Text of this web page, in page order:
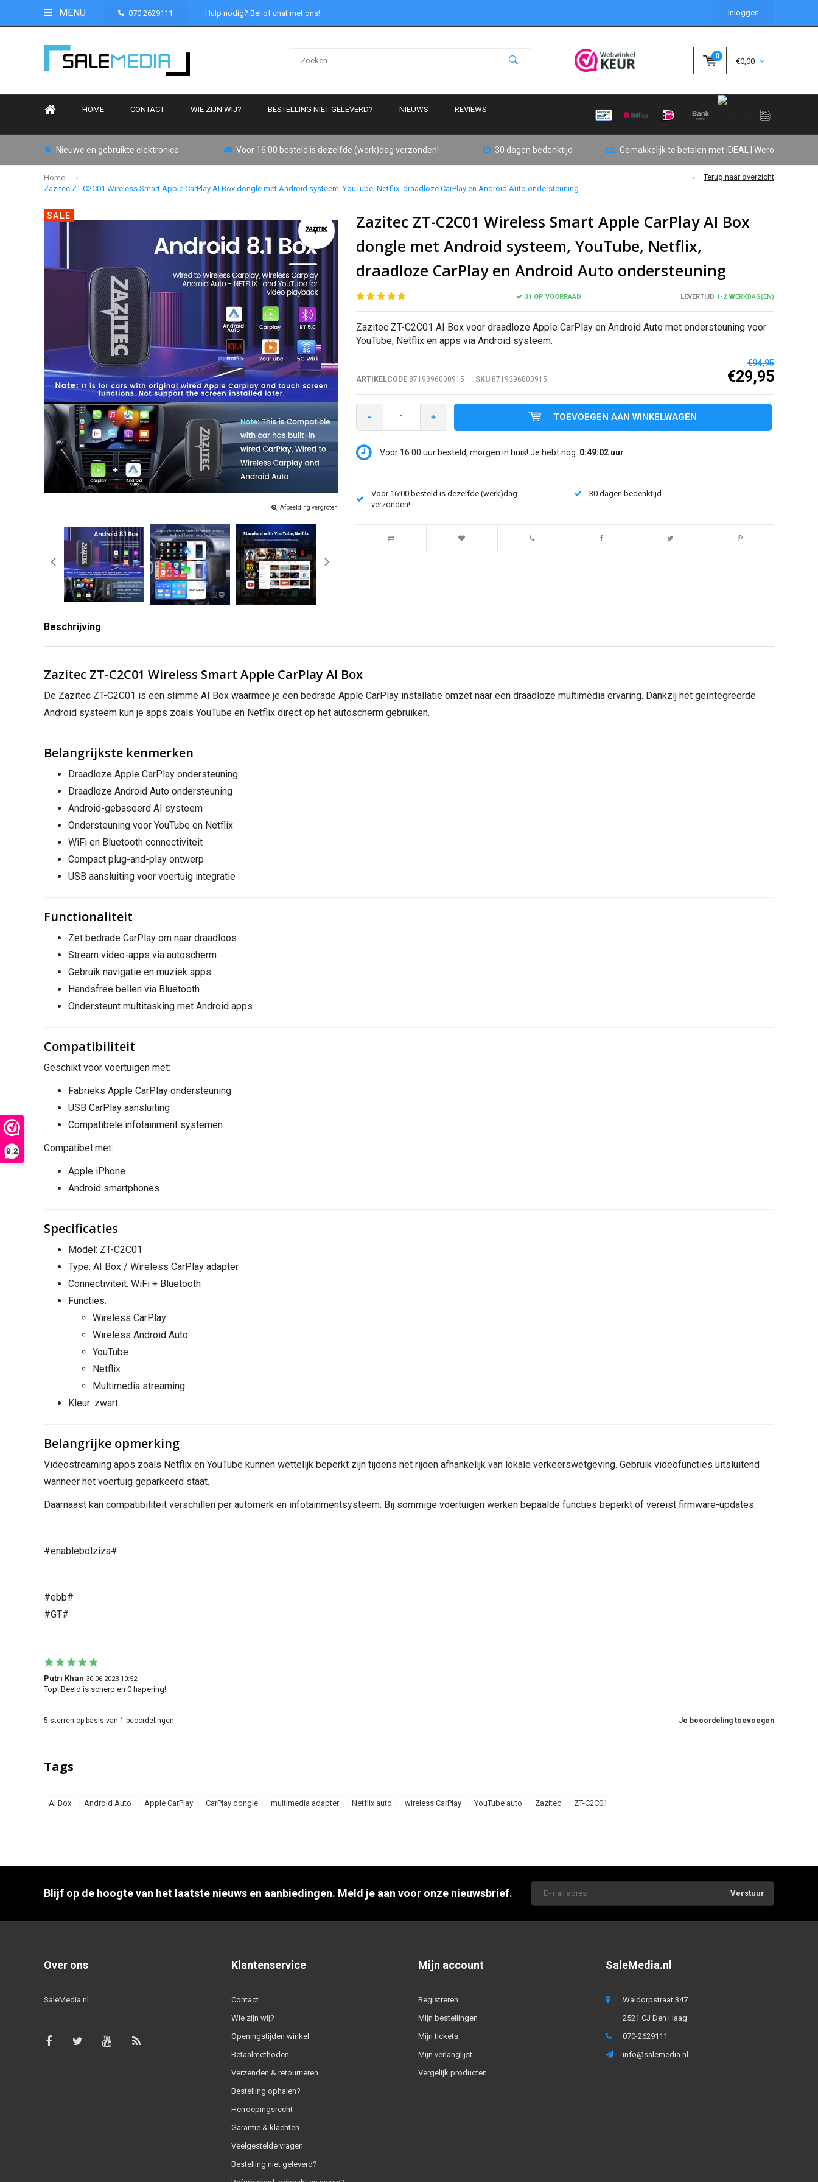
9,2
MENU 070 2629111 Hulp nodig? Bel of chat met ons! Inloggen
0
€0,00
HOME CONTACT WIE ZIJN WIJ? BESTELLING NIET GELEVERD? NIEUWS REVIEWS
Nieuwe en gebruikte elektronica Voor 16:00 besteld is dezelfde (werk)dag verzonden! 30 dagen bedenktijd Gemakkelijk te betalen met iDEAL | Wero
Home
Zazitec ZT-C2C01 Wireless Smart Apple CarPlay AI Box dongle met Android systeem, YouTube, Netflix, draadloze CarPlay en Android Auto ondersteuning
Terug naar overzicht
SALE
Afbeelding vergroten
Zazitec ZT-C2C01 Wireless Smart Apple CarPlay AI Box
dongle met Android systeem, YouTube, Netflix,
draadloze CarPlay en Android Auto ondersteuning
31 OP VOORRAAD LEVERTIJD 1-2 WERKDAG(EN)
Zazitec ZT-C2C01 AI Box voor draadloze Apple CarPlay en Android Auto met ondersteuning voor
YouTube, Netflix en apps via Android systeem.
ARTIKELCODE8719396000915 SKU8719396000915
€94,95
€29,95
- + TOEVOEGEN AAN WINKELWAGEN
Voor 16:00 uur besteld, morgen in huis! Je hebt nog: 0:49:02uur
Voor 16:00 besteld is dezelfde (werk)dag
verzonden!
30 dagen bedenktijd
Beschrijving
Zazitec ZT-C2C01 Wireless Smart Apple CarPlay AI Box
De Zazitec ZT-C2C01 is een slimme AI Box waarmee je een bedrade Apple CarPlay installatie omzet naar een draadloze multimedia ervaring. Dankzij het geïntegreerde
Android systeem kun je apps zoals YouTube en Netflix direct op het autoscherm gebruiken.
Belangrijkste kenmerken
Draadloze Apple CarPlay ondersteuning
Draadloze Android Auto ondersteuning
Android-gebaseerd AI systeem
Ondersteuning voor YouTube en Netflix
WiFi en Bluetooth connectiviteit
Compact plug-and-play ontwerp
USB aansluiting voor voertuig integratie
Functionaliteit
Zet bedrade CarPlay om naar draadloos
Stream video-apps via autoscherm
Gebruik navigatie en muziek apps
Handsfree bellen via Bluetooth
Ondersteunt multitasking met Android apps
Compatibiliteit
Geschikt voor voertuigen met:
Fabrieks Apple CarPlay ondersteuning
USB CarPlay aansluiting
Compatibele infotainment systemen
Compatibel met:
Apple iPhone
Android smartphones
Specificaties
Model: ZT-C2C01
Type: AI Box / Wireless CarPlay adapter
Connectiviteit: WiFi + Bluetooth
Functies:
Wireless CarPlay
Wireless Android Auto
YouTube
Netflix
Multimedia streaming
Kleur: zwart
Belangrijke opmerking
Videostreaming apps zoals Netflix en YouTube kunnen wettelijk beperkt zijn tijdens het rijden afhankelijk van lokale verkeerswetgeving. Gebruik videofuncties uitsluitend
wanneer het voertuig geparkeerd staat.
Daarnaast kan compatibiliteit verschillen per automerk en infotainmentsysteem. Bij sommige voertuigen werken bepaalde functies beperkt of vereist firmware-updates.
#enablebolziza#
#ebb#
#GT#
Putri Khan 30-06-2023 10:52
Top! Beeld is scherp en 0 hapering!
Je beoordeling toevoegen
5 sterren op basis van 1 beoordelingen
Tags
AI Box Android Auto Apple CarPlay CarPlay dongle multimedia adapter Netflix auto wireless CarPlay YouTube auto Zazitec ZT-C2C01
Blijf op de hoogte van het laatste nieuws en aanbiedingen. Meld je aan voor onze nieuwsbrief. Verstuur
Over ons
SaleMedia.nl
Klantenservice
Contact
Wie zijn wij?
Openingstijden winkel
Betaalmethoden
Verzenden & retourneren
Bestelling ophalen?
Herroepingsrecht
Garantie & klachten
Veelgestelde vragen
Bestelling niet geleverd?
Mijn account
Registreren
Mijn bestellingen
Mijn tickets
Mijn verlanglijst
Vergelijk producten
SaleMedia.nl
Waldorpstraat 347
2521 CJ Den Haag
070-2629111
info@salemedia.nl